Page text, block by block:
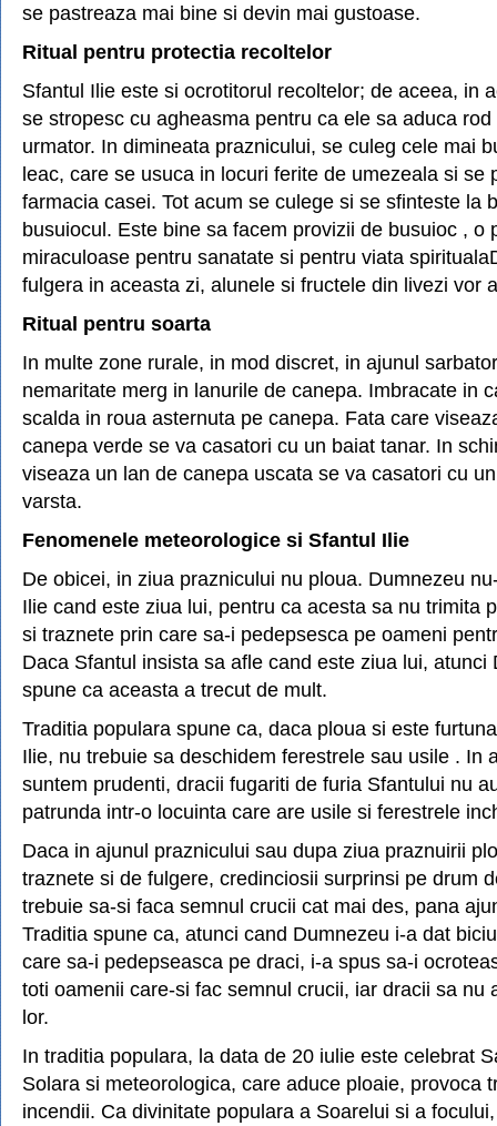
se pastreaza mai bine si devin mai gustoase.
Ritual pentru protectia recoltelor
Sfantul Ilie este si ocrotitorul recoltelor; de aceea, in
se stropesc cu agheasma pentru ca ele sa aduca
urmator. In dimineata praznicului, se culeg cele mai
leac, care se usuca in locuri ferite de umezeala si se
farmacia casei. Tot acum se culege si se sfinteste la
busuiocul. Este bine sa facem provizii de busuioc , o
miraculoase pentru sanatate si pentru viata
fulgera in aceasta zi, alunele si fructele din livezi vor
Ritual pentru soarta
In multe zone rurale, in mod discret, in ajunul
nemaritate merg in lanurile de canepa. Imbracate in
scalda in roua asternuta pe canepa. Fata care
canepa verde se va casatori cu un baiat tanar. In
viseaza un lan de canepa uscata se va casatori cu
varsta.
Fenomenele meteorologice si Sfantul Ilie
De obicei, in ziua praznicului nu ploua. Dumnezeu
Ilie cand este ziua lui, pentru ca acesta sa nu trimita
si traznete prin care sa-i pedepsesca pe oameni
Daca Sfantul insista sa afle cand este ziua lui, atunci
spune ca aceasta a trecut de mult.
Traditia populara spune ca, daca ploua si este
Ilie, nu trebuie sa deschidem ferestrele sau usile . In
suntem prudenti, dracii fugariti de furia Sfantului nu
patrunda intr-o locuinta care are usile si ferestrele
Daca in ajunul praznicului sau dupa ziua praznuirii
traznete si de fulgere, credinciosii surprinsi pe drum
trebuie sa-si faca semnul crucii cat mai des, pana
Traditia spune ca, atunci cand Dumnezeu i-a dat
care sa-i pedepseasca pe draci, i-a spus sa-i
toti oamenii care-si fac semnul crucii, iar dracii sa nu
lor.
In traditia populara, la data de 20 iulie este celebrat
Solara si meteorologica, care aduce ploaie, provoca
incendii. Ca divinitate populara a Soarelui si a